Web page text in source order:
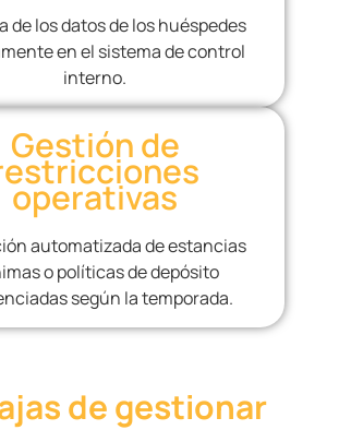
de los datos de los huéspedes
en el sistema de control
interno.
Gestión de
operativas
automatizada de estancias
o políticas de depósito
según la temporada.
de gestionar